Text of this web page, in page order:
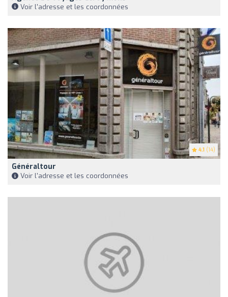
Voir l'adresse et les coordonnées
4.1 (14)
Généraltour
Voir l'adresse et les coordonnées